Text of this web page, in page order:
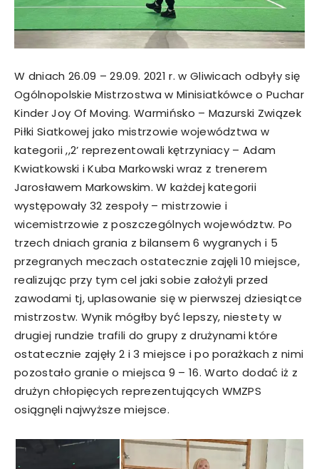
W dniach 26.09 – 29.09. 2021 r. w Gliwicach odbyły się
Ogólnopolskie Mistrzostwa w Minisiatkówce o Puchar
Kinder Joy Of Moving. Warmińsko – Mazurski Związek
Piłki Siatkowej jako mistrzowie województwa w
kategorii ,,2’ reprezentowali kętrzyniacy – Adam
Kwiatkowski i Kuba Markowski wraz z trenerem
Jarosławem Markowskim. W każdej kategorii
występowały 32 zespoły – mistrzowie i
wicemistrzowie z poszczególnych województw. Po
trzech dniach grania z bilansem 6 wygranych i 5
przegranych meczach ostatecznie zajęli 10 miejsce,
realizując przy tym cel jaki sobie założyli przed
zawodami tj, uplasowanie się w pierwszej dziesiątce
mistrzostw. Wynik mógłby być lepszy, niestety w
drugiej rundzie trafili do grupy z drużynami które
ostatecznie zajęły 2 i 3 miejsce i po porażkach z nimi
pozostało granie o miejsca 9 – 16. Warto dodać iż z
drużyn chłopięcych reprezentujących WMZPS
osiągnęli najwyższe miejsce.